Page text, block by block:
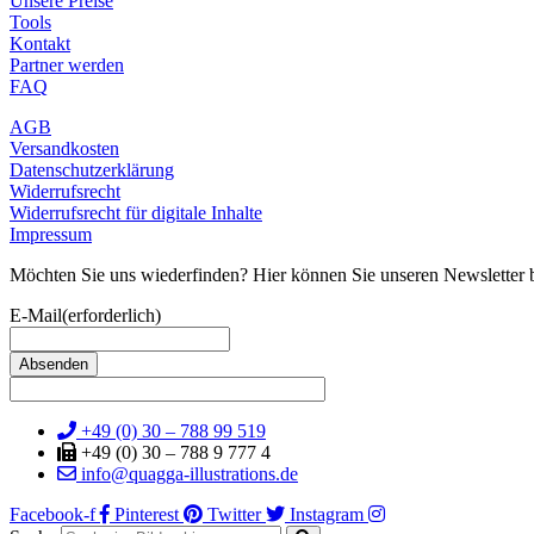
Tools
Kontakt
Partner werden
FAQ
AGB
Versandkosten
Datenschutzerklärung
Widerrufsrecht
Widerrufsrecht für digitale Inhalte
Impressum
Möchten Sie uns wiederfinden? Hier können Sie unseren Newsletter
E-Mail(erforderlich)
+49 (0) 30 – 788 99 519
+49 (0) 30 – 788 9 777 4
info@quagga-illustrations.de
Facebook-f
Pinterest Twitter
Instagram